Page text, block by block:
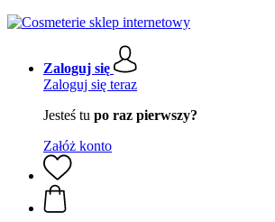
Zaloguj się
Zaloguj się teraz
Jesteś tu po raz pierwszy?
Załóż konto